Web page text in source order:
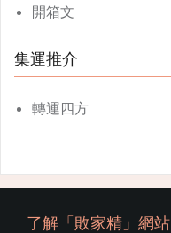
開箱文
集運推介
轉運四方
了解「敗家精」網站